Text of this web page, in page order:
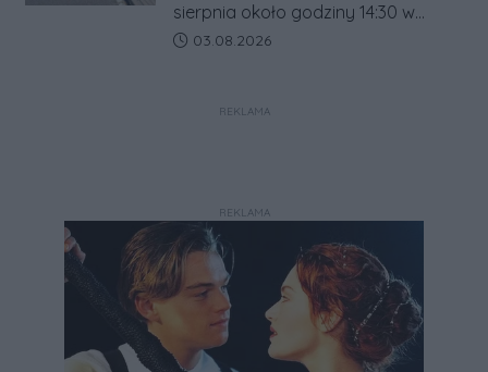
sierpnia około godziny 14:30 w
Modliszewie.
Data dodania artykułu:
03.08.2026
REKLAMA
REKLAMA